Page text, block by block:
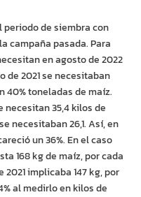
periodo de siembra con
campaña pasada. Para
en agosto de 2022
de 2021 se necesitaban
40% toneladas de maíz.
35,4 kilos de
necesitaban 26,1. Así, en
un 36%. En el caso
168 kg de maíz, por cada
implicaba 147 kg, por
al medirlo en kilos de